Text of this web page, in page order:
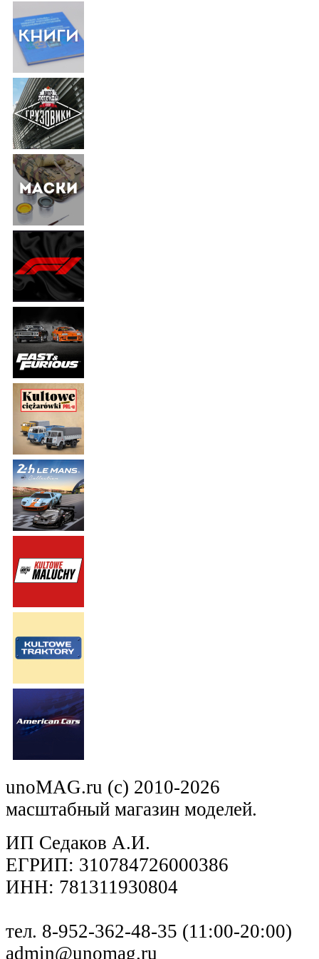
unoMAG.ru (c) 2010-2026
масштабный магазин моделей.
ИП Седаков А.И.
ЕГРИП: 310784726000386
ИНН: 781311930804
тел. 8-952-362-48-35 (11:00-20:00)
admin@unomag.ru